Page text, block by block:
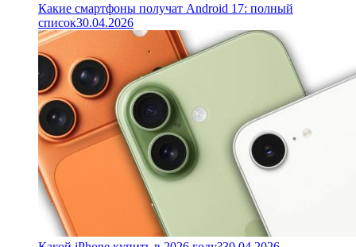
Какие смартфоны получат Android 17: полный
список30.04.2026